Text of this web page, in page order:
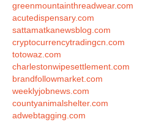
greenmountainthreadwear.com
acutedispensary.com
sattamatkanewsblog.com
cryptocurrencytradingcn.com
totowaz.com
charlestonwipesettlement.com
brandfollowmarket.com
weeklyjobnews.com
countyanimalshelter.com
adwebtagging.com